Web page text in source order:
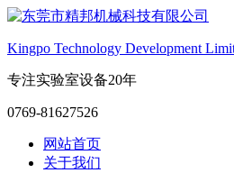
Kingpo Technology Development
专注实验室设备20年
0769-81627526
网站首页
关于我们